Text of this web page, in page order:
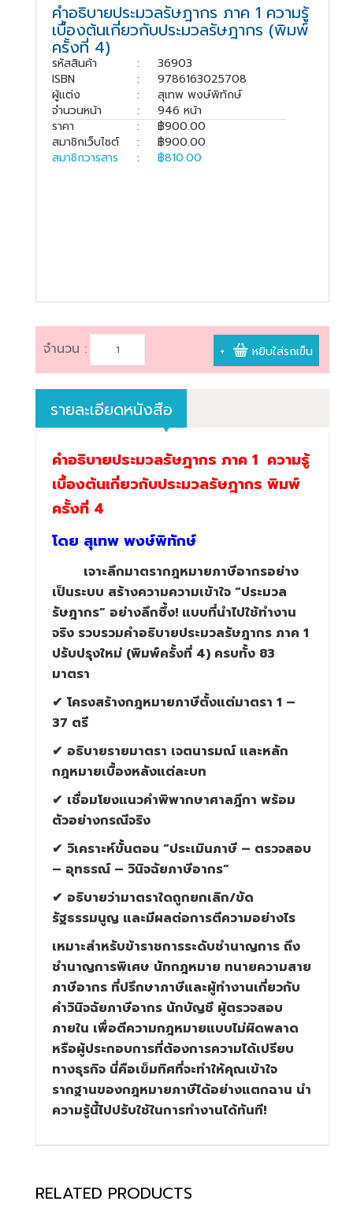
บางซื่อ เขตบางซื่อ
กรุงเทพมหานคร
10800
(02) 555-
0700(Auto)ext.713
โทรสาร : (02) 555-
0728
book@dharmniti.co.th
คำอธิบายประมวลรัษฎากร ภาค 1 ความรู้
เบื้องต้นเกี่ยวกับประมวลรัษฎากร (พิมพ์
ครั้งที่ 4)
รหัสสินค้า :
36903
ISBN
:
9786163025708
ผู้แต่ง
:
สุเทพ พงษ์พิทักษ์
จำนวนหน้า
:
946 หน้า
ราคา
:
฿900.00
สมาชิกเว็บไซต์
:
฿900.00
สมาชิกวารสาร
: ฿810.00
จำนวน : หยิบใส่รถเข็น
รายละเอียดหนังสือ
คำอธิบายประมวลรัษฎากร ภาค 1 ความรู้
เบื้องต้นเกี่ยวกับประมวลรัษฎากร พิมพ์
ครั้งที่ 4
โดย สุเทพ พงษ์พิทักษ์
เจาะลึกมาตรากฎหมายภาษีอากรอย่าง
เป็นระบบ สร้างความความเข้าใจ “ประมวล
รัษฎากร” อย่างลึกซึ้ง! แบบที่นำไปใช้ทำงาน
จริง รวบรวมคำอธิบายประมวลรัษฎากร ภาค 1
ปรับปรุงใหม่ (พิมพ์ครั้งที่ 4) ครบทั้ง 83
มาตรา
✔ โครงสร้างกฎหมายภาษีตั้งแต่มาตรา 1 –
37 ตรี
✔ อธิบายรายมาตรา เจตนารมณ์ และหลัก
กฎหมายเบื้องหลังแต่ละบท
✔ เชื่อมโยงแนวคำพิพากษาศาลฎีกา พร้อม
ตัวอย่างกรณีจริง
✔ วิเคราะห์ขั้นตอน “ประเมินภาษี – ตรวจสอบ
– อุทธรณ์ – วินิจฉัยภาษีอากร”
✔ อธิบายว่ามาตราใดถูกยกเลิก/ขัด
รัฐธรรมนูญ และมีผลต่อการตีความอย่างไร
เหมาะสำหรับข้าราชการระดับชำนาญการ ถึง
ชำนาญการพิเศษ นักกฎหมาย ทนายความสาย
ภาษีอากร ที่ปรึกษาภาษีและผู้ทำงานเกี่ยวกับ
คำวินิจฉัยภาษีอากร นักบัญชี ผู้ตรวจสอบ
ภายใน เพื่อตีความกฎหมายแบบไม่ผิดพลาด
หรือผู้ประกอบการที่ต้องการความได้เปรียบ
ทางธุรกิจ นี่คือเข็มทิศที่จะทำให้คุณเข้าใจ
รากฐานของกฎหมายภาษีได้อย่างแตกฉาน นำ
ความรู้นี้ไปปรับใช้ในการทำงานได้ทันที!
RELATED PRODUCTS